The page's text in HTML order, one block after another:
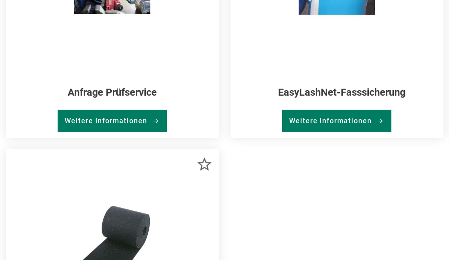
Anfrage Prüfservice
Weitere Informationen
EasyLashNet-Fasssicherung
Weitere Informationen